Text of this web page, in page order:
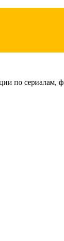
по сериалам,